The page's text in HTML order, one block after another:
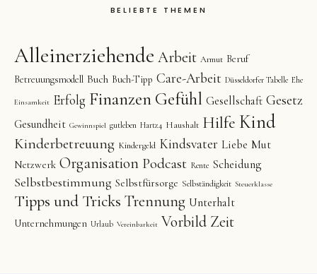
BELIEBTE THEMEN
Alleinerziehende Arbeit Armut Beruf
Betreuungsmodell Buch Buch-Tipp Care-Arbeit Düsseldorfer Tabelle Ehe
Einsamkeit Erfolg Finanzen Gefühl Gesellschaft Gesetz
Gesundheit Gewinnspiel gutleben Hartz4 Haushalt Hilfe Kind
Kinderbetreuung Kindergeld Kindsvater Liebe Mut
Netzwerk Organisation Podcast Rente Scheidung
Selbstbestimmung Selbstfürsorge Selbständigkeit Steuerklasse
Tipps und Tricks Trennung Unterhalt
Unternehmungen Urlaub Vereinbarkeit Vorbild Zeit